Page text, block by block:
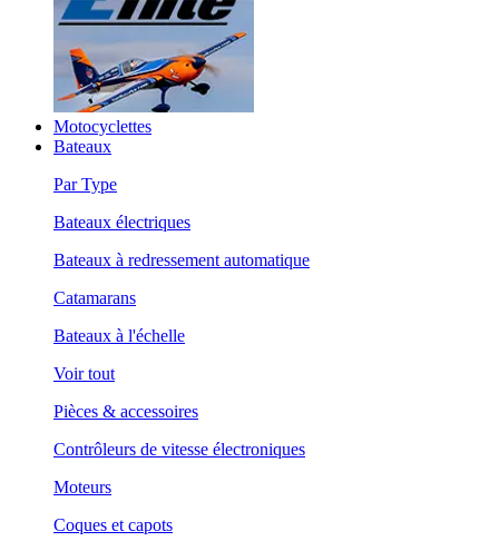
Motocyclettes
Bateaux
Par Type
Bateaux électriques
Bateaux à redressement automatique
Catamarans
Bateaux à l'échelle
Voir tout
Pièces & accessoires
Contrôleurs de vitesse électroniques
Moteurs
Coques et capots